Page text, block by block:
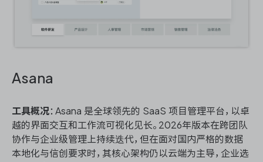
Asana
工具概况：Asana 是全球领先的 SaaS 项目管理平台，以卓
越的界面交互和工作流可视化见长。2026年版本在跨团队
协作与企业级管理上持续迭代，但在面对国内严格的数据
本地化与信创要求时，其核心架构仍以云端为主导，企业选